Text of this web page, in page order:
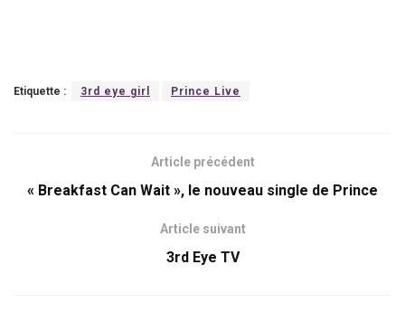
Etiquette : 3rd eye girl Prince Live
Article précédent
« Breakfast Can Wait », le nouveau single de Prince
Article suivant
3rd Eye TV